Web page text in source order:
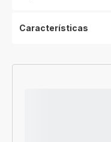
Características